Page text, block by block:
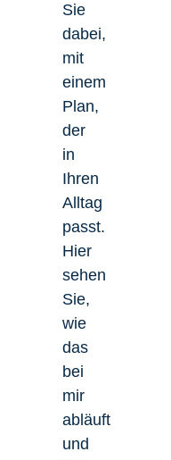
Sie
dabei,
mit
einem
Plan,
der
in
Ihren
Alltag
passt.
Hier
sehen
Sie,
wie
das
bei
mir
abläuft
und